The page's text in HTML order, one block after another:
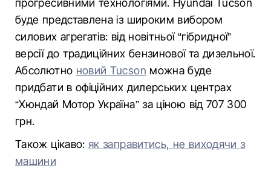
прогресивними технологіями. Hyundai Tucson
буде представлена із широким вибором
силових агрегатів: від новітньої “гібридної”
версії до традиційних бензинової та дизельної.
Абсолютно новий Tucson можна буде
придбати в офіційних дилерських центрах
“Хюндай Мотор Україна” за ціною від 707 300
грн.
Також цікаво: як заправитись, не виходячи з
машини